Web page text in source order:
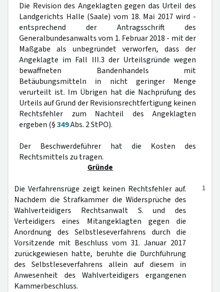
Die Revision des Angeklagten gegen das Urteil des
Landgerichts Halle (Saale) vom 18. Mai 2017 wird -
entsprechend der Antragsschrift des
Generalbundesanwalts vom 1. Februar 2018 - mit der
Maßgabe als unbegründet verworfen, dass der
Angeklagte im Fall III.3 der Urteilsgründe wegen
bewaffneten Bandenhandels mit
Betäubungsmitteln in nicht geringer Menge
verurteilt ist. Im Übrigen hat die Nachprüfung des
Urteils auf Grund der Revisionsrechtfertigung keinen
Rechtsfehler zum Nachteil des Angeklagten
ergeben (§349Abs. 2 StPO).
Der Beschwerdeführer hat die Kosten des
Rechtsmittels zu tragen.
Gründe
1
Die Verfahrensrüge zeigt keinen Rechtsfehler auf.
Nachdem die Strafkammer die Widersprüche des
Wahlverteidigers Rechtsanwalt S. und des
Verteidigers eines Mitangeklagten gegen die
Anordnung des Selbstleseverfahrens durch die
Vorsitzende mit Beschluss vom 31. Januar 2017
zurückgewiesen hatte, beruhte die Durchführung
des Selbstleseverfahrens allein auf diesem in
Anwesenheit des Wahlverteidigers ergangenen
Kammerbeschluss.